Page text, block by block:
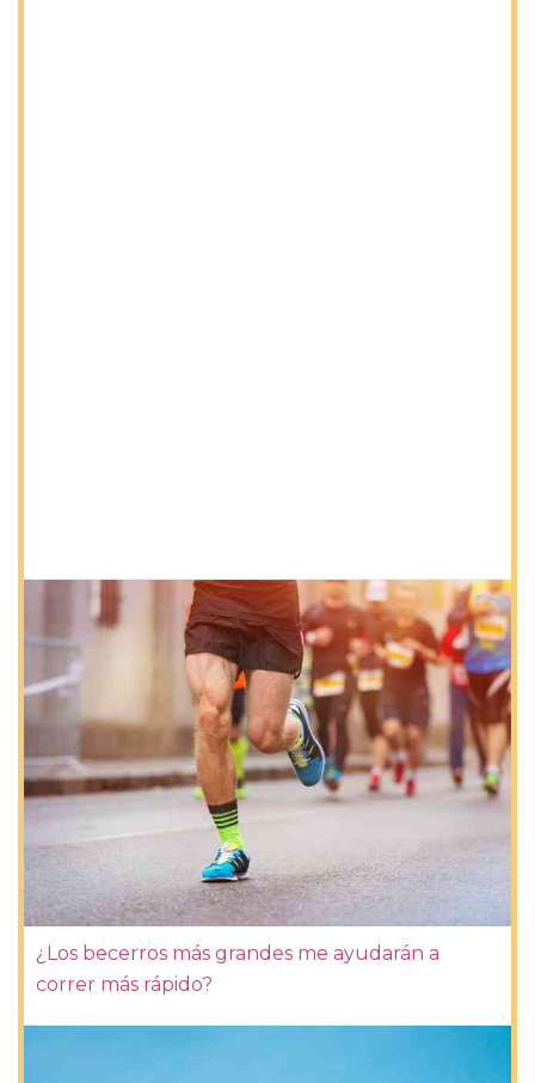
¿Los becerros más grandes me ayudarán a
correr más rápido?